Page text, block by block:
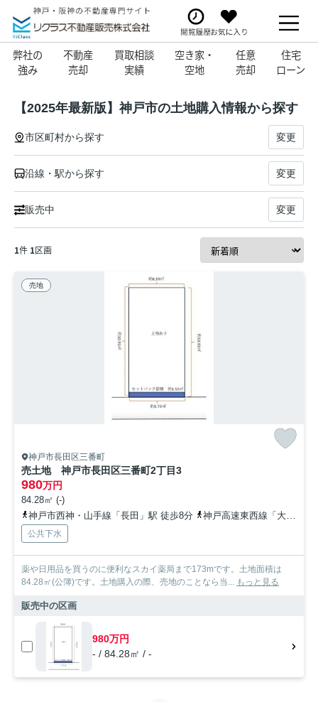
弊社の
強み
不動産
売却
買取相談
実績
空き家・
空地
任意
売却
住宅
ローン
【2025年最新版】神戸市の土地購入情報から探す
市区町村から探す 変更
沿線・駅から探す 変更
販売中 変更
1件 1区画
売地
神戸市長田区三番町
売土地 神戸市長田区三番町2丁目3
980万円
84.28㎡ (-)
神戸市西神・山手線「長田」駅 徒歩8分
神戸高速東西線「大開」駅 徒歩9分
公共下水
薬や日用品を買うのに便利なスカイ薬局まで173mです。土地面積は
84.28㎡(公簿)です。土地購入の際、売地のことなら当... もっと見る
販売中の区画
980万円
- / 84.28㎡ / -